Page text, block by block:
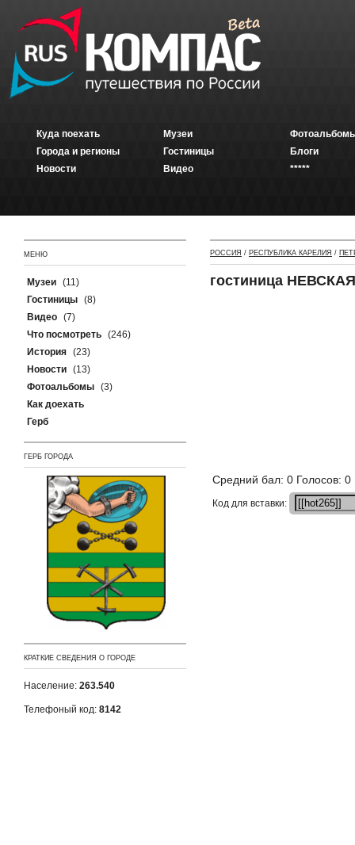
Куда поехать
Города и регионы
Новости
Музеи
Гостиницы
Видео
Блоги
*****
МЕНЮ
Музеи (11)
Гостиницы (8)
Видео (7)
Что посмотреть (246)
История (23)
Новости (13)
Фотоальбомы (3)
Как доехать
Герб
ГЕРБ ГОРОДА
КРАТКИЕ СВЕДЕНИЯ О ГОРОДЕ
Население: 263.540
Телефоный код: 8142
РОССИЯ / РЕСПУБЛИКА КАРЕЛИЯ /
гостиница НЕВСКАЯ
Средний бал: 0 Голосов: 0
Кoд для вставки: